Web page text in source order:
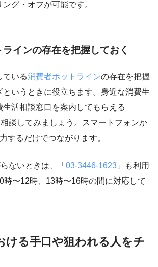
グ・オフが可能です。
インの存在を把握しておく
ている消費者ホットラインの存在を把握
というときに役立ちます。身近な消費生
活相談窓口を案内してもらえる
相談してみましょう。スマートフォンか
するだけでつながります。
ないときは、「 03-3446-1623 」も利用
時〜12時、13時〜16時の間に対応して
ける手口や狙われる人をチ